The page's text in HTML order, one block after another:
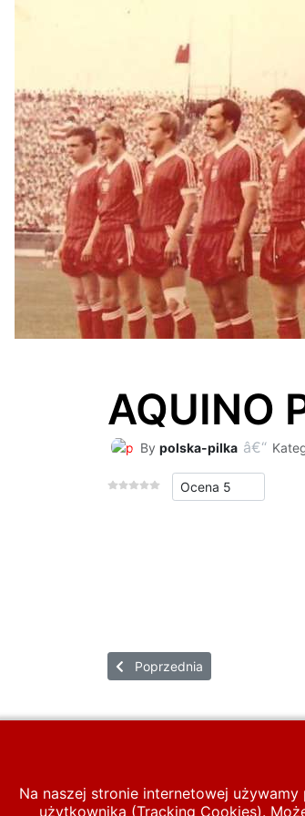
AQUINO
By polska-pilka
Proszę, oceń
Poprzednia strona: ARNDT
Poprzednia
Na naszej stronie internetowej
użytkownika (Tracking Cookies).